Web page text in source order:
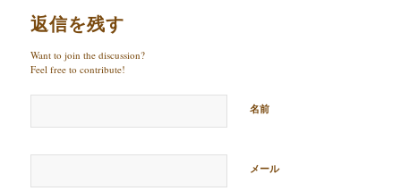
返信を残す
Want to join the discussion?
Feel free to contribute!
名前
メール